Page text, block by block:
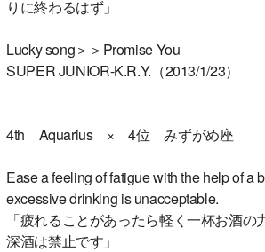
りに終わるはず」
Lucky song＞＞Promise You
SUPER JUNIOR-K.R.Y.（2013/1/23）
4th Aquarius × 4位 みずがめ座
Ease a feeling of fatigue with the help of a
excessive drinking is unacceptable.
「疲れることがあったら軽く一杯お酒の
深酒は禁止です」